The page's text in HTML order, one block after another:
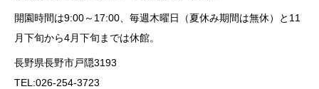
開園時間は9:00～17:00、毎週木曜日（夏休み期間は無休）と11
月下旬から4月下旬までは休館。
長野県長野市戸隠3193
TEL:026-254-3723